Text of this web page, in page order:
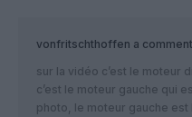
vonfritschthoffen a
sur la vidéo c’est le moteur
c’est le moteur gauche qui
photo, le moteur gauche